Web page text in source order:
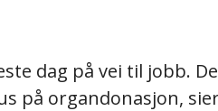
dag på vei til jobb.
på organdonasjon,